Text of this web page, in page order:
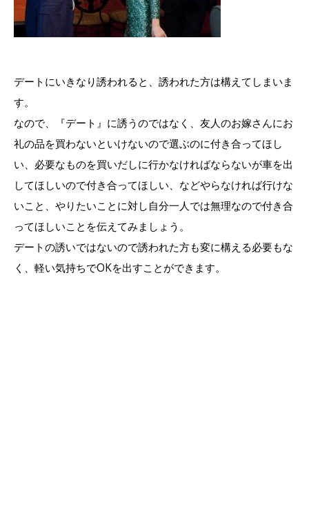
デートにいきなり誘われると、誘われた方は構えてしまいま
す。
なので、『デート』に誘うのではなく、友人のお嫁さんにお
礼の品を買わないといけないので選ぶのに付き合ってほし
い、必要なものを買いだしに行かなければならないが車を出
してほしいので付き合ってほしい、などやらなければ行けな
いこと、やりたいことに対し自分一人では無理なので付き合
ってほしいことを伝えてみましょう。
デートの誘いではないので誘われた方も変に構える必要もな
く、軽い気持ちでOKを出すことができます。